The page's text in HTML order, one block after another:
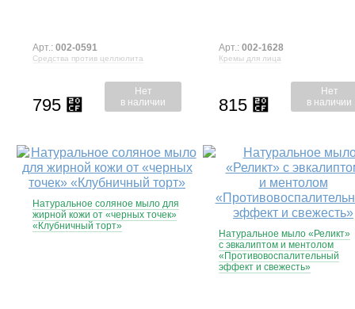
Средства против целлюлита
Арт.: 002-0591
795 ⃏
Нет
в наличии
Кремы для лица
Арт.: 002-1628
815 ⃏
Нет
в наличии
Натуральное соляное мыло для
жирной кожи от «черных точек»
«Клубничный торт»
Натуральное мыло «Реликт»
с эвкалиптом и ментолом
«Противовоспалительный
эффект и свежесть»